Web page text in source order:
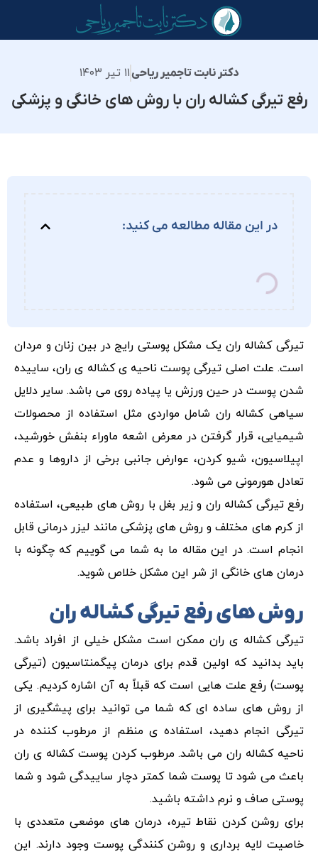
دکتر نابت تاجمیر ریاحی۱۱ تیر ۱۴۰۳
رفع تیرگی کشاله ران با روش های خانگی و پزشکی
در این مقاله مطالعه می کنید:
تیرگی کشاله ران یک مشکل پوستی رایج در بین زنان و مردان
است. علت اصلی تیرگی پوست ناحیه ی کشاله ی ران، ساییده
شدن پوست در حین ورزش یا پیاده روی می باشد. سایر دلایل
سیاهی کشاله ران شامل مواردی مثل استفاده از محصولات
شیمیایی، قرار گرفتن در معرض اشعه ماوراء بنفش خورشید،
اپیلاسیون، شیو کردن، عوارض جانبی برخی از داروها و عدم
تعادل هورمونی می شود.
رفع تیرگی کشاله ران و زیر بغل با روش های طبیعی، استفاده
از کرم های مختلف و روش های پزشکی مانند لیزر درمانی قابل
انجام است. در این مقاله ما به شما می گوییم که چگونه با
درمان های خانگی از شر این مشکل خلاص شوید.
روش های رفع تیرگی کشاله ران
تیرگی کشاله ی ران ممکن است مشکل خیلی از افراد باشد.
باید بدانید که اولین قدم برای درمان پیگمنتاسیون (تیرگی
پوست) رفع علت هایی است که قبلاً به آن اشاره کردیم. یکی
از روش های ساده ای که شما می توانید برای پیشگیری از
تیرگی انجام دهید، استفاده ی منظم از مرطوب کننده در
ناحیه کشاله ران می باشد. مرطوب کردن پوست کشاله ی ران
باعث می شود تا پوست شما کمتر دچار ساییدگی شود و شما
پوستی صاف و نرم داشته باشید.
برای روشن کردن نقاط تیره، درمان های موضعی متعددی با
خاصیت لایه برداری و روشن کنندگی پوست وجود دارند. این